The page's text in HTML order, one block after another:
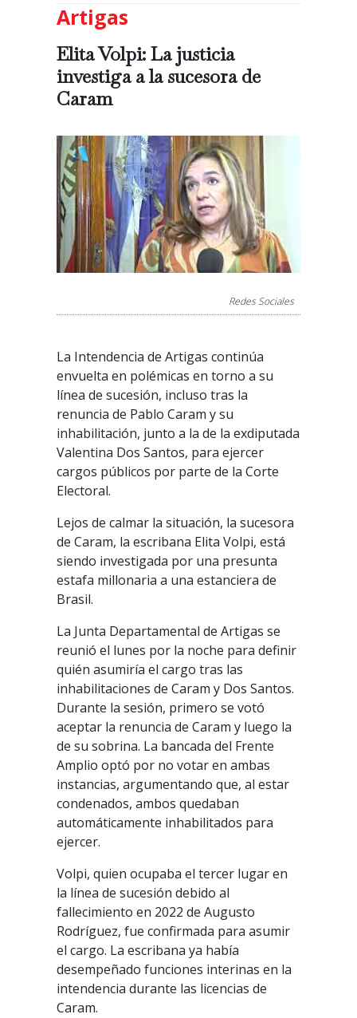
Artigas
Elita Volpi: La justicia
investiga a la sucesora de
Caram
Redes Sociales
La Intendencia de Artigas continúa
envuelta en polémicas en torno a su
línea de sucesión, incluso tras la
renuncia de Pablo Caram y su
inhabilitación, junto a la de la exdiputada
Valentina Dos Santos, para ejercer
cargos públicos por parte de la Corte
Electoral.
Lejos de calmar la situación, la sucesora
de Caram, la escribana Elita Volpi, está
siendo investigada por una presunta
estafa millonaria a una estanciera de
Brasil.
La Junta Departamental de Artigas se
reunió el lunes por la noche para definir
quién asumiría el cargo tras las
inhabilitaciones de Caram y Dos Santos.
Durante la sesión, primero se votó
aceptar la renuncia de Caram y luego la
de su sobrina. La bancada del Frente
Amplio optó por no votar en ambas
instancias, argumentando que, al estar
condenados, ambos quedaban
automáticamente inhabilitados para
ejercer.
Volpi, quien ocupaba el tercer lugar en
la línea de sucesión debido al
fallecimiento en 2022 de Augusto
Rodríguez, fue confirmada para asumir
el cargo. La escribana ya había
desempeñado funciones interinas en la
intendencia durante las licencias de
Caram.